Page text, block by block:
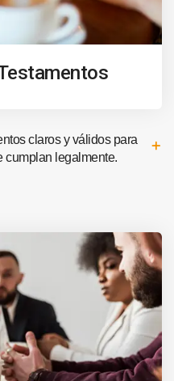
claros y válidos para
cumplan legalmente.